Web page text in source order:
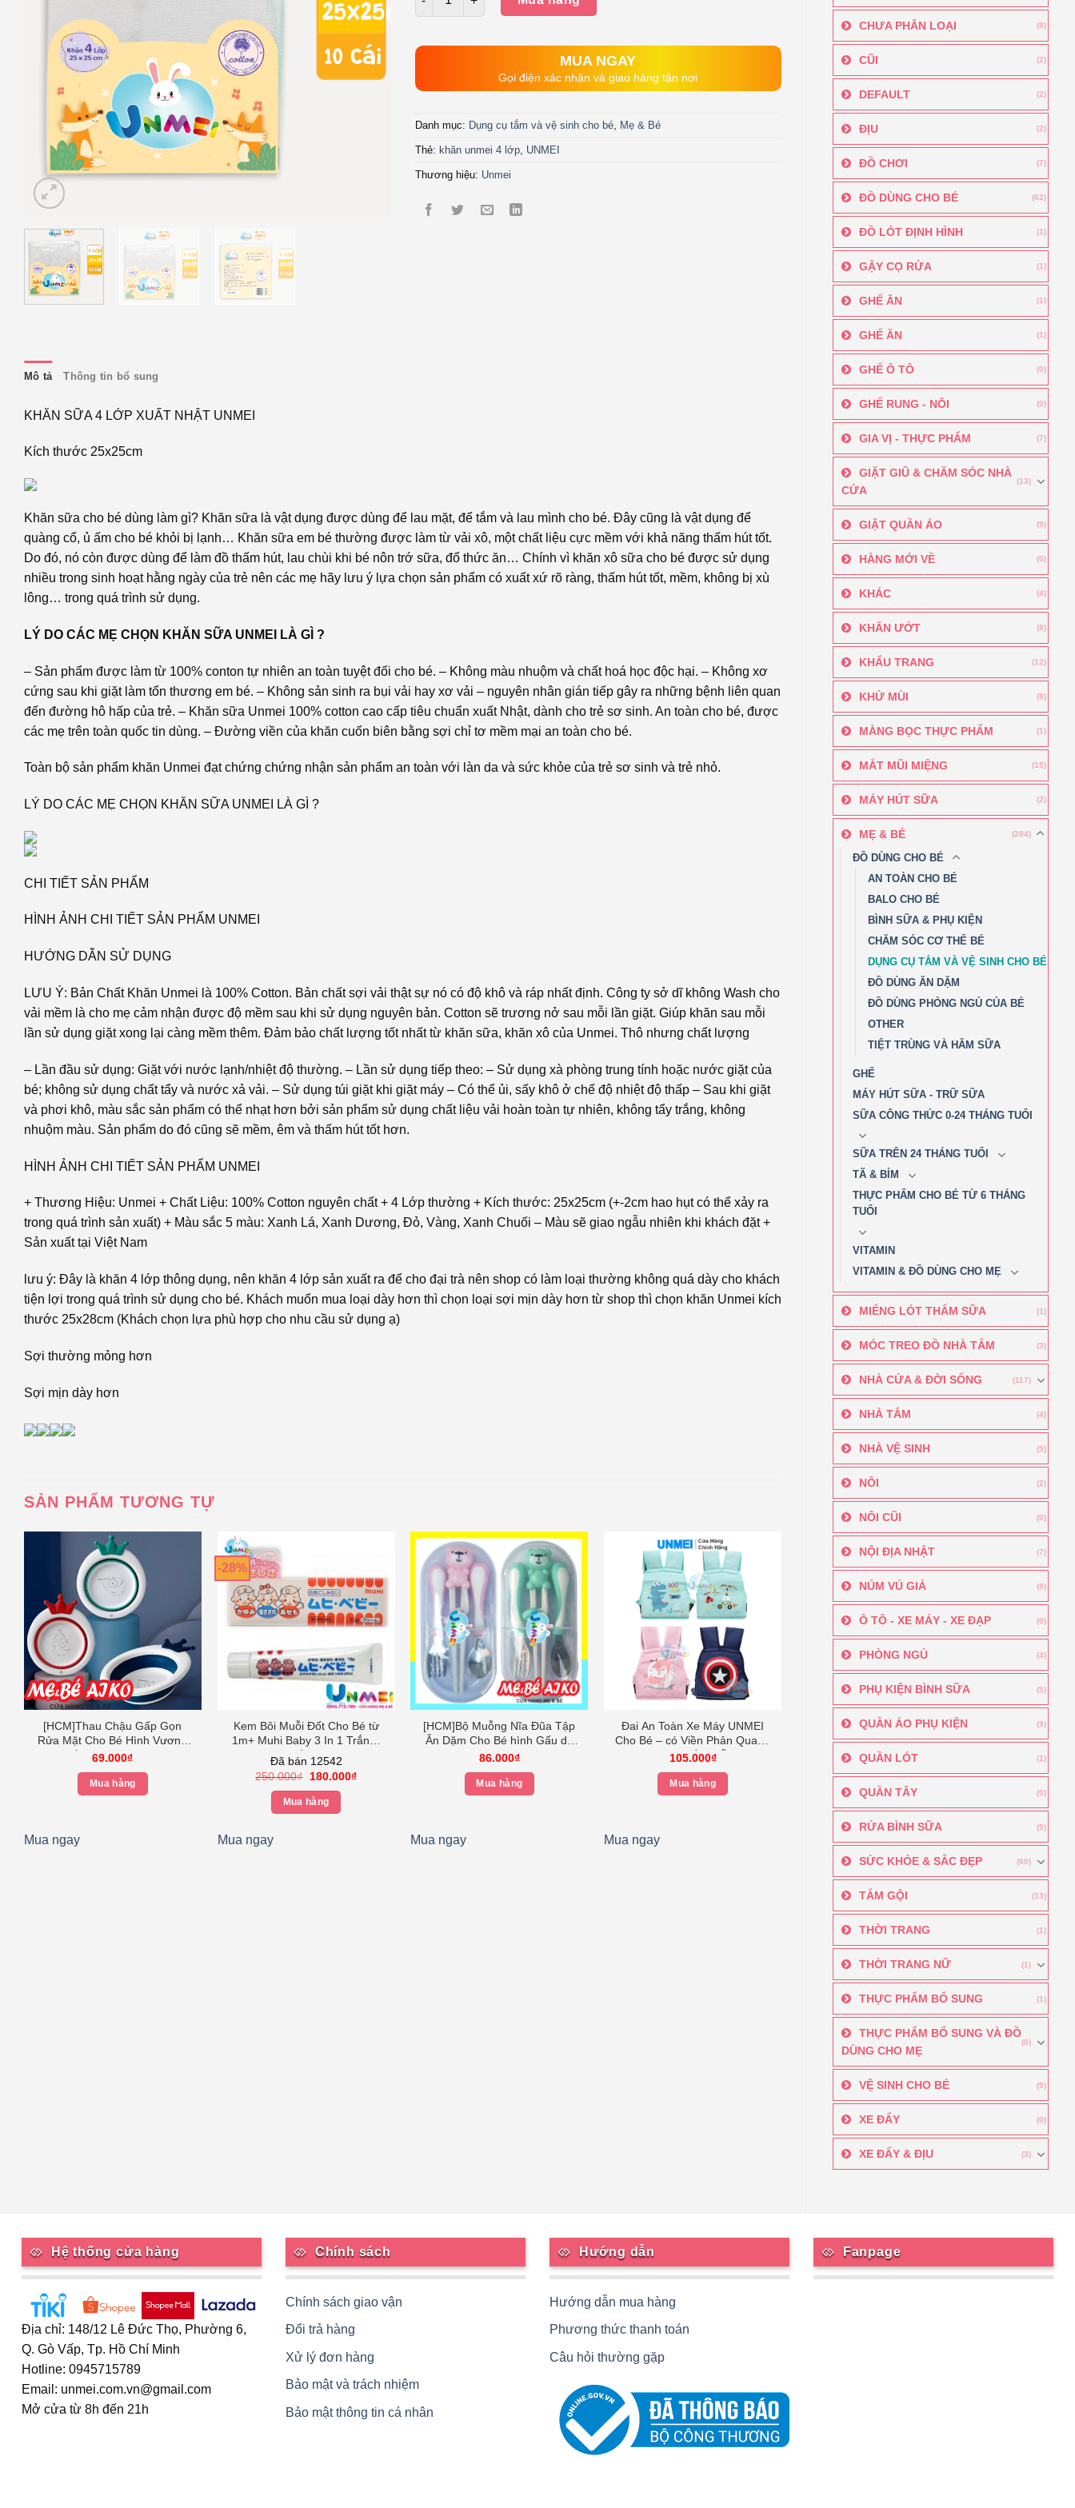
CHƯA PHÂN LOẠI (8)
CŨI (2)
DEFAULT (2)
ĐỊU (2)
ĐỒ CHƠI (7)
ĐỒ DÙNG CHO BÉ (62)
ĐỒ LÓT ĐỊNH HÌNH (1)
GẬY CỌ RỬA (1)
GHẾ ĂN (1)
GHẾ ĂN (1)
GHẾ Ô TÔ (0)
GHẾ RUNG - NÔI (0)
GIA VỊ - THỰC PHẨM (7)
GIẶT GIŨ & CHĂM SÓC NHÀ
CỬA
(13)
GIẶT QUẦN ÁO (9)
HÀNG MỚI VỀ (0)
KHÁC (4)
KHĂN ƯỚT (8)
KHẨU TRANG (12)
KHỬ MÙI (8)
MÀNG BỌC THỰC PHẨM (1)
MẮT MŨI MIỆNG (15)
MÁY HÚT SỮA (2)
MẸ & BÉ (284)
ĐỒ DÙNG CHO BÉ
AN TOÀN CHO BÉ
BALO CHO BÉ
BÌNH SỮA & PHỤ KIỆN
CHĂM SÓC CƠ THỂ BÉ
DỤNG CỤ TẮM VÀ VỆ SINH CHO BÉ
ĐỒ DÙNG ĂN DẶM
ĐỒ DÙNG PHÒNG NGỦ CỦA BÉ
OTHER
TIỆT TRÙNG VÀ HÂM SỮA
GHẾ
MÁY HÚT SỮA - TRỮ SỮA
SỮA CÔNG THỨC 0-24 THÁNG TUỔI
SỮA TRÊN 24 THÁNG TUỔI
TÃ & BỈM
THỰC PHẨM CHO BÉ TỪ 6 THÁNG
TUỔI
VITAMIN
VITAMIN & ĐỒ DÙNG CHO MẸ
MIẾNG LÓT THẤM SỮA (1)
MÓC TREO ĐỒ NHÀ TẮM (3)
NHÀ CỬA & ĐỜI SỐNG (117)
NHÀ TẮM (4)
NHÀ VỆ SINH (5)
NÔI (2)
NÔI CŨI (0)
NỘI ĐỊA NHẬT (7)
NÚM VÚ GIẢ (8)
Ô TÔ - XE MÁY - XE ĐẠP (0)
PHÒNG NGỦ (4)
PHỤ KIỆN BÌNH SỮA (5)
QUẦN ÁO PHỤ KIỆN (9)
QUẦN LÓT (1)
QUẦN TÂY (0)
RỬA BÌNH SỮA (5)
SỨC KHỎE & SẮC ĐẸP (60)
TẮM GỘI (13)
THỜI TRANG (1)
THỜI TRANG NỮ (1)
THỰC PHẨM BỔ SUNG (1)
THỰC PHẨM BỔ SUNG VÀ ĐỒ
DÙNG CHO MẸ
(0)
VỆ SINH CHO BÉ (5)
XE ĐẨY (0)
XE ĐẨY & ĐỊU (3)
59.000₫.là:
45.000₫.
MUA NGAY
Gọi điện xác nhận và giao hàng tận nơi
Danh mục: Dụng cụ tắm và vệ sinh cho bé, Mẹ & Bé
Thẻ: khăn unmei 4 lớp, UNMEI
Thương hiệu: Unmei
Mô tả Thông tin bổ sung
KHĂN SỮA 4 LỚP XUẤT NHẬT UNMEI
Kích thước 25x25cm
Khăn sữa cho bé dùng làm gì? Khăn sữa là vật dụng được dùng để lau mặt, để tắm và lau mình cho bé. Đây cũng là vật dụng để
quàng cổ, ủ ấm cho bé khỏi bị lạnh… Khăn sữa em bé thường được làm từ vải xô, một chất liệu cực mềm với khả năng thấm hút tốt.
Do đó, nó còn được dùng để làm đồ thấm hút, lau chùi khi bé nôn trớ sữa, đổ thức ăn… Chính vì khăn xô sữa cho bé được sử dụng
nhiều trong sinh hoạt hằng ngày của trẻ nên các mẹ hãy lưu ý lựa chọn sản phẩm có xuất xứ rõ ràng, thấm hút tốt, mềm, không bị xù
lông… trong quá trình sử dụng.
LÝ DO CÁC MẸ CHỌN KHĂN SỮA UNMEI LÀ GÌ ?
– Sản phẩm được làm từ 100% conton tự nhiên an toàn tuyệt đối cho bé. – Không màu nhuộm và chất hoá học độc hại. – Không xơ
cứng sau khi giặt làm tổn thương em bé. – Không sản sinh ra bụi vải hay xơ vải – nguyên nhân gián tiếp gây ra những bệnh liên quan
đến đường hô hấp của trẻ. – Khăn sữa Unmei 100% cotton cao cấp tiêu chuẩn xuất Nhật, dành cho trẻ sơ sinh. An toàn cho bé, được
các mẹ trên toàn quốc tin dùng. – Đường viền của khăn cuốn biên bằng sợi chỉ tơ mềm mại an toàn cho bé.
Toàn bộ sản phẩm khăn Unmei đạt chứng chứng nhận sản phẩm an toàn với làn da và sức khỏe của trẻ sơ sinh và trẻ nhỏ.
LÝ DO CÁC MẸ CHỌN KHĂN SỮA UNMEI LÀ GÌ ?
CHI TIẾT SẢN PHẨM
HÌNH ẢNH CHI TIẾT SẢN PHẨM UNMEI
HƯỚNG DẪN SỬ DỤNG
LƯU Ý: Bản Chất Khăn Unmei là 100% Cotton. Bản chất sợi vải thật sự nó có độ khô và ráp nhất định. Công ty sở dĩ không Wash cho
vải mềm là cho mẹ cảm nhận được độ mềm sau khi sử dụng nguyên bản. Cotton sẽ trương nở sau mỗi lần giặt. Giúp khăn sau mỗi
lần sử dụng giặt xong lại càng mềm thêm. Đảm bảo chất lượng tốt nhất từ khăn sữa, khăn xô của Unmei. Thô nhưng chất lượng
– Lần đầu sử dụng: Giặt với nước lạnh/nhiệt độ thường. – Lần sử dụng tiếp theo: – Sử dụng xà phòng trung tính hoặc nước giặt của
bé; không sử dụng chất tẩy và nước xả vải. – Sử dụng túi giặt khi giặt máy – Có thể ủi, sấy khô ở chế độ nhiệt độ thấp – Sau khi giặt
và phơi khô, màu sắc sản phẩm có thể nhạt hơn bởi sản phẩm sử dụng chất liệu vải hoàn toàn tự nhiên, không tẩy trắng, không
nhuộm màu. Sản phẩm do đó cũng sẽ mềm, êm và thấm hút tốt hơn.
HÌNH ẢNH CHI TIẾT SẢN PHẨM UNMEI
+ Thương Hiệu: Unmei + Chất Liệu: 100% Cotton nguyên chất + 4 Lớp thường + Kích thước: 25x25cm (+-2cm hao hụt có thể xảy ra
trong quá trình sản xuất) + Màu sắc 5 màu: Xanh Lá, Xanh Dương, Đỏ, Vàng, Xanh Chuối – Màu sẽ giao ngẫu nhiên khi khách đặt +
Sản xuất tại Việt Nam
lưu ý: Đây là khăn 4 lớp thông dụng, nên khăn 4 lớp sản xuất ra để cho đại trà nên shop có làm loại thường không quá dày cho khách
tiện lợi trong quá trình sử dụng cho bé. Khách muốn mua loại dày hơn thì chọn loại sợi mịn dày hơn từ shop thì chọn khăn Unmei kích
thước 25x28cm (Khách chọn lựa phù hợp cho nhu cầu sử dụng ạ)
Sợi thường mỏng hơn
Sợi mịn dày hơn
SẢN PHẨM TƯƠNG TỰ
[HCM]Thau Chậu Gấp Gọn
Rửa Mặt Cho Bé Hình Vương
Miện Bền Tiện Dụng Cho Cả
NGẪU NHIÊN Khác
69.000₫
Mua hàng
Mua ngay
-28%
Kem Bôi Muỗi Đốt Cho Bé từ
1m+ Muhi Baby 3 In 1 Trắng-
Hồng
Đã bán 12542
250.000₫ Giá
là:
250.000₫.
180.000₫Giá
Mua hàng
Mua ngay
[HCM]Bộ Muỗng Nĩa Đũa Tập
Ăn Dặm Cho Bé hình Gấu dễ
thương Màu Xanh
86.000₫
Mua hàng
Mua ngay
Đai An Toàn Xe Máy UNMEI
Cho Bé – có Viền Phản Quang
Mặt Sau – Nhiều mẫu Xanh
105.000₫
Mua hàng
Mua ngay
Hệ thống cửa hàng
Địa chỉ: 148/12 Lê Đức Thọ, Phường 6,
Q. Gò Vấp, Tp. Hồ Chí Minh
Hotline: 0945715789
Email: unmei.com.vn@gmail.com
Mở cửa từ 8h đến 21h
Chính sách
Chính sách giao vận
Đổi trả hàng
Xử lý đơn hàng
Bảo mật và trách nhiệm
Bảo mật thông tin cá nhân
Hướng dẫn
Hướng dẫn mua hàng
Phương thức thanh toán
Câu hỏi thường gặp
Fanpage